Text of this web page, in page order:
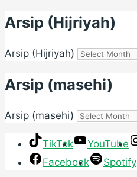
Arsip (Hijriyah)
Arsip (Hijriyah)
Arsip (masehi)
Arsip (masehi)
TikTok YouTube
Facebook
Spotify